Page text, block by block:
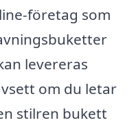
företag som
levereras
om du letar
stilren bukett